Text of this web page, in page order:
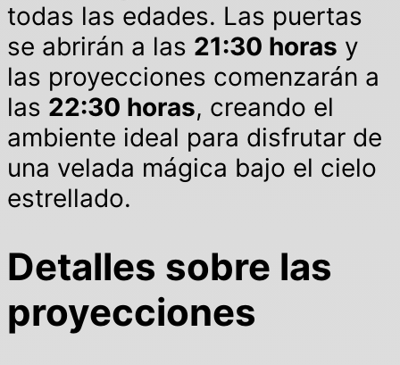
todas las edades. Las puertas
se abrirán a las 21:30 horas y
las proyecciones comenzarán a
las 22:30 horas, creando el
ambiente ideal para disfrutar de
una velada mágica bajo el cielo
estrellado.
Detalles sobre las
proyecciones